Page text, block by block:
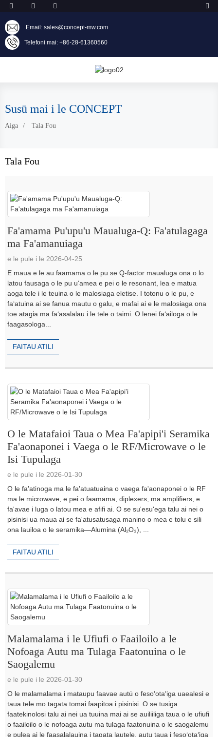
Email: sales@concept-mw.com
Telefoni mai: +86-28-61360560
Susū mai i le CONCEPT
Aiga Tala Fou
Tala Fou
Fa'amama Pu'upu'u Maualuga-Q: Fa'atulagaga
ma Fa'amanuiaga
e le pule i le 2026-04-25
E maua e le au faamama o le pu se Q-factor maualuga ona o lo
latou fausaga o le pu uʻamea e pei o le resonant, lea e matua
aoga tele i le teuina o le malosiaga eletise. I totonu o le pu, e
faʻatuina ai se fanua mautu o galu, e mafai ai e le malosiaga ona
toe atagia ma faʻasalalau i le tele o taimi. O lenei faʻailoga o le
faagasologa...
FAITAU ATILI
O le Matafaioi Taua o Mea Fa'apipi'i Seramika
Fa'aonaponei i Vaega o le RF/Microwave o le
Isi Tupulaga
e le pule i le 2026-01-30
O le fa'atinoga ma le fa'atuatuaina o vaega fa'aonaponei o le RF
ma le microwave, e pei o faamama, diplexers, ma amplifiers, e
fa'avae i luga o latou mea e afifi ai. O se su'esu'ega talu ai nei o
pisinisi ua maua ai se fa'atusatusaga manino o mea e tolu e sili
ona lauiloa o le seramika—Alumina (Al₂O₃), ...
FAITAU ATILI
Malamalama i le Ufiufi o Faailoilo a le
Nofoaga Autu ma Tulaga Faatonuina o le
Saogalemu
e le pule i le 2026-01-30
O le malamalama i mataupu faavae autū o fesoʻotaʻiga uaealesi e
taua tele mo tagata tomai faapitoa i pisinisi. O se tusiga
faatekinolosi talu ai nei ua tuuina mai ai se auiliiliga taua o le ufiufi
o faailoilo o le nofoaga autu ma tulaga faatonuina o le saogalemu
e pulea ai le faasalalauina i tagata lautele, autu taua i fesoʻotaʻiga